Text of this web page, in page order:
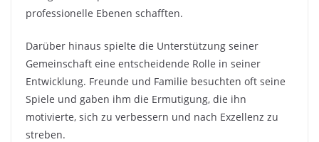
professionelle Ebenen schafften.
Darüber hinaus spielte die Unterstützung seiner
Gemeinschaft eine entscheidende Rolle in seiner
Entwicklung. Freunde und Familie besuchten oft seine
Spiele und gaben ihm die Ermutigung, die ihn
motivierte, sich zu verbessern und nach Exzellenz zu
streben.